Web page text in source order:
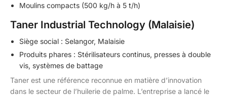
Moulins compacts (500 kg/h à 5 t/h)
Taner Industrial Technology (Malaisie)
Siège social : Selangor, Malaisie
Produits phares : Stérilisateurs continus, presses à double
vis, systèmes de battage
Taner est une référence reconnue en matière d’innovation
dans le secteur de l’huilerie de palme. L’entreprise a lancé le